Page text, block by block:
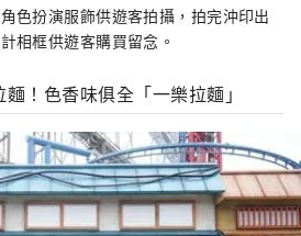
色扮演服飾供遊客拍攝，拍完沖印出
相框供遊客購買留念。
！色香味俱全「一樂拉麵」